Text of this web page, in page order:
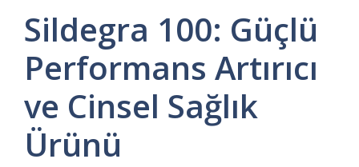
Sildegra 100: Güçlü
Performans Artırıcı
ve Cinsel Sağlık
Ürünü